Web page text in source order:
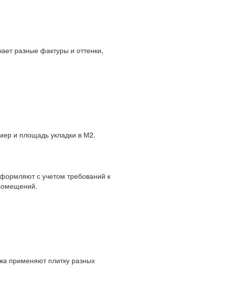
разные фактуры и оттенки,
и площадь укладки в М2.
с учетом требований к
применяют плитку разных